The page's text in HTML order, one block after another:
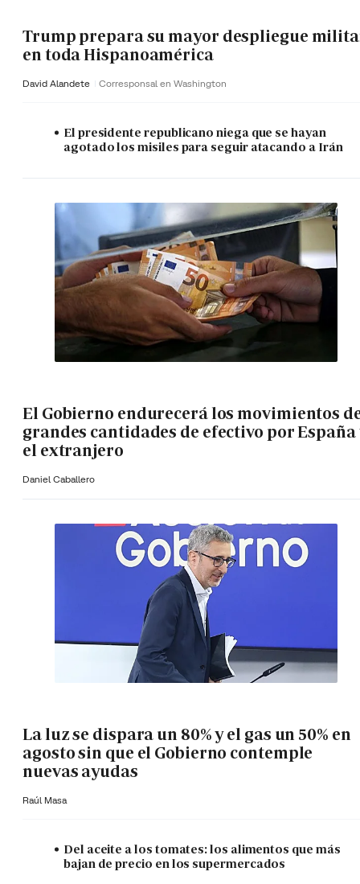
Trump prepara su mayor despliegue
en toda Hispanoamérica
David Alandete Corresponsal en Washington
El presidente republicano niega que se hayan
agotado los misiles para seguir atacando a Irán
El Gobierno endurecerá los movimientos
grandes cantidades de efectivo por España
el extranjero
Daniel Caballero
La luz se dispara un 80% y el gas un 50% en
agosto sin que el Gobierno contemple
nuevas ayudas
Raúl Masa
Del aceite a los tomates: los alimentos que más
bajan de precio en los supermercados